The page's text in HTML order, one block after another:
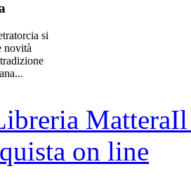
si
novità
MatteraIl
on line